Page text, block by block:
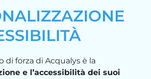
di forza di Acqualys è la
e l’accessibilità dei suoi